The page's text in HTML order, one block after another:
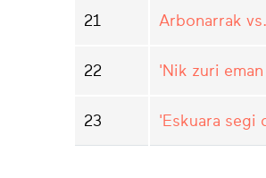
21 Arbonarrak
22 'Nik zuri
23 'Eskuara segi